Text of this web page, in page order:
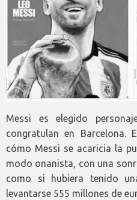
Messi es elegido
congratulan en Barcelona.
cómo Messi se acaricia la
modo onanista, con una
como si hubiera tenido
levantarse 555 millones de